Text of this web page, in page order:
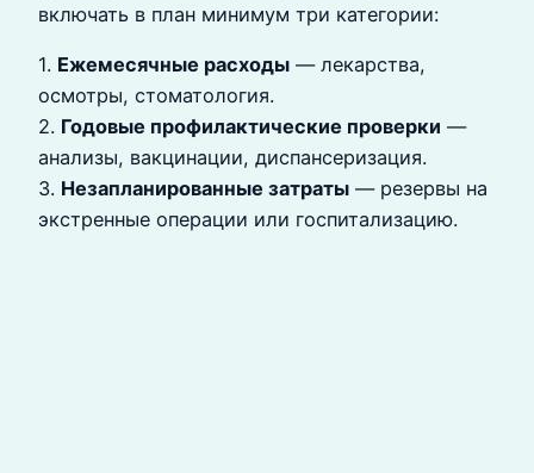
включать в план минимум три категории:
1. Ежемесячные расходы — лекарства,
осмотры, стоматология.
2. Годовые профилактические проверки —
анализы, вакцинации, диспансеризация.
3. Незапланированные затраты — резервы на
экстренные операции или госпитализацию.